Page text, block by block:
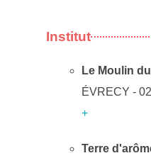
Institut
Le Moulin
ÉVRECY -
+
Terre